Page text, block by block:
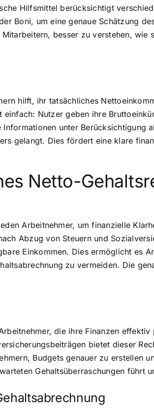
Hilfsmittel berücksichtigt
Boni, um eine genaue Schätzung
besser zu verstehen, wie
hilft, ihr tatsächliches
Nutzer geben ihre
unter Berücksichtigung
gelangt. Dies fördert eine klare
Netto-
Arbeitnehmer, um finanzielle
Abzug von Steuern und
Einkommen. Dies ermöglicht es
zu vermeiden. Die
die ihre Finanzen
bietet dieser
Budgets genauer zu erstellen
Gehaltsüberraschungen führt